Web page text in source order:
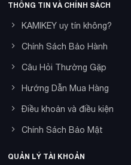
THÔNG TIN VÀ CHÍNH SÁCH
KAMIKEY uy tín không?
Chính Sách Bảo Hành
Câu Hỏi Thường Gặp
Hướng Dẫn Mua Hàng
Điều khoản và điều kiện
Chính Sách Bảo Mật
QUẢN LÝ TÀI KHOẢN